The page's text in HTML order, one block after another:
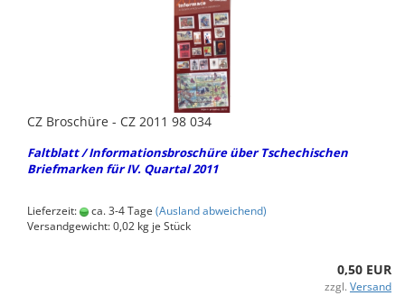
CZ Bro­schü­re - CZ 2011 98 034
Falt­blatt / In­for­ma­ti­ons­bro­schü­re über Tsche­chi­schen
Brief­mar­ken für IV. Quar­tal 2011
Lieferzeit: ca. 3-4 Tage (Ausland abweichend)
Versandgewicht:0,02 kg je Stück
0,50 EUR
zzgl. Versand